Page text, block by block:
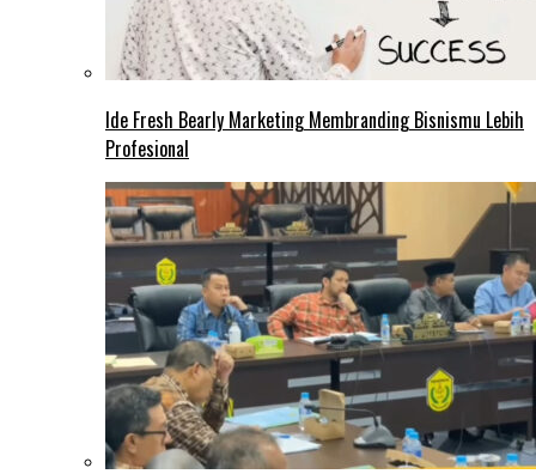
Ide Fresh Bearly Marketing Membranding Bisnismu Lebih
Profesional